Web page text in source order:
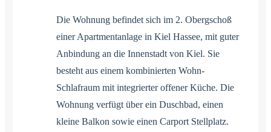
Die Wohnung befindet sich im 2. Obergschoß
einer Apartmentanlage in Kiel Hassee, mit guter
Anbindung an die Innenstadt von Kiel. Sie
besteht aus einem kombinierten Wohn-
Schlafraum mit integrierter offener Küche. Die
Wohnung verfügt über ein Duschbad, einen
kleine Balkon sowie einen Carport Stellplatz.